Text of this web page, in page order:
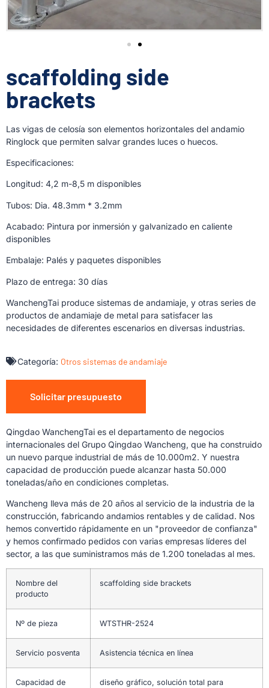
scaffolding side
brackets
Las vigas de celosía son elementos horizontales del andamio
Ringlock que permiten salvar grandes luces o huecos.
Especificaciones:
Longitud: 4,2 m-8,5 m disponibles
Tubos: Dia. 48.3mm * 3.2mm
Acabado: Pintura por inmersión y galvanizado en caliente
disponibles
Embalaje: Palés y paquetes disponibles
Plazo de entrega: 30 días
WanchengTai produce sistemas de andamiaje, y otras series de
productos de andamiaje de metal para satisfacer las
necesidades de diferentes escenarios en diversas industrias.
Categoría: Otros sistemas de andamiaje
Solicitar presupuesto
Qingdao WanchengTai es el departamento de negocios
internacionales del Grupo Qingdao Wancheng, que ha construido
un nuevo parque industrial de más de 10.000m2. Y nuestra
capacidad de producción puede alcanzar hasta 50.000
toneladas/año en condiciones completas.
Wancheng lleva más de 20 años al servicio de la industria de la
construcción, fabricando andamios rentables y de calidad. Nos
hemos convertido rápidamente en un "proveedor de confianza"
y hemos confirmado pedidos con varias empresas líderes del
sector, a las que suministramos más de 1.200 toneladas al mes.
Nombre del
producto
scaffolding side brackets
Nº de pieza WTSTHR-2524
Servicio posventa Asistencia técnica en línea
Capacidad de
diseño gráfico, solución total para